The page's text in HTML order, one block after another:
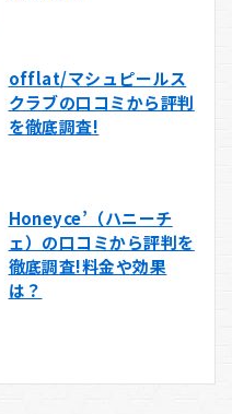
offlat/マシュピールス
クラブの口コミから評判
を徹底調査!
Honeyce’（ハニーチ
ェ）の口コミから評判を
徹底調査!料金や効果
は？